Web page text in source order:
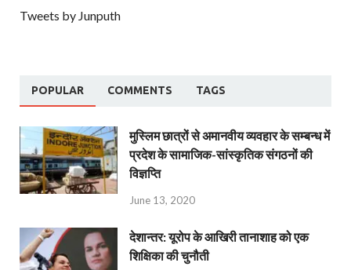
Tweets by Junputh
POPULAR COMMENTS TAGS
मुस्लिम छात्रों से अमानवीय व्यवहार के सम्बन्ध में
प्रदेश के सामाजिक-सांस्कृतिक संगठनों की
विज्ञप्ति
June 13, 2020
देशान्‍तर: यूरोप के आखिरी तानाशाह को एक
शिक्षिका की चुनौती